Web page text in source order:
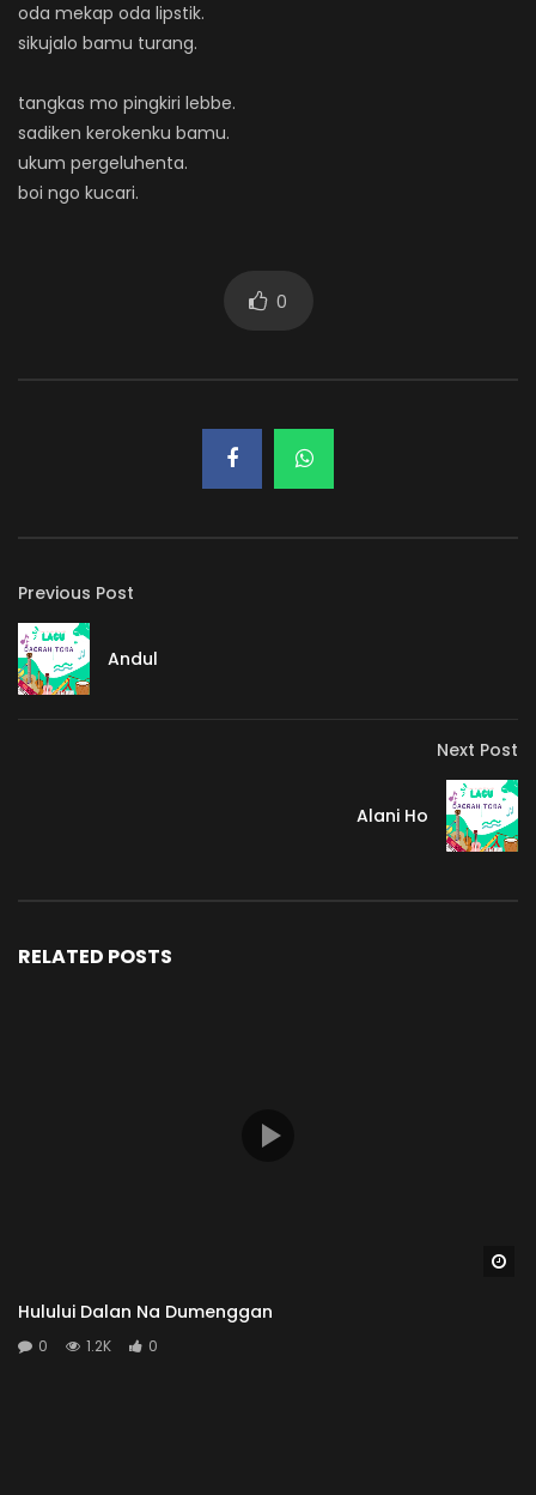
oda mekap oda lipstik.
sikujalo bamu turang.
tangkas mo pingkiri lebbe.
sadiken kerokenku bamu.
ukum pergeluhenta.
boi ngo kucari.
0
Previous Post
Andul
Next Post
Alani Ho
RELATED POSTS
Hulului Dalan Na Dumenggan
0 1.2K 0